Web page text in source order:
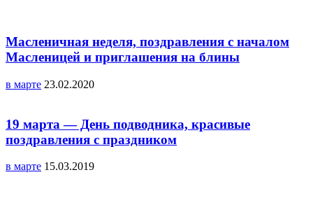
Масленичная неделя, поздравления с началом
Масленицей и приглашения на блины
в марте 23.02.2020
19 марта — День подводника, красивые
поздравления с праздником
в марте 15.03.2019